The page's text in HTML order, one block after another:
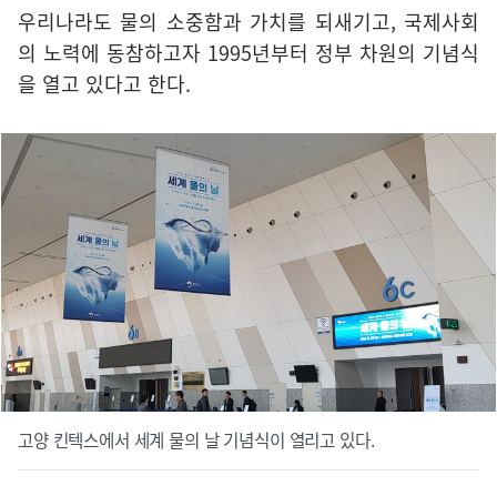
우리나라도 물의 소중함과 가치를 되새기고, 국제사회
의 노력에 동참하고자 1995년부터 정부 차원의 기념식
을 열고 있다고 한다.
고양 킨텍스에서 세계 물의 날 기념식이 열리고 있다.